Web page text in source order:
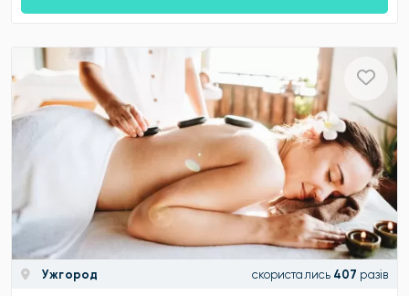
Ужгород скористались 407 разів